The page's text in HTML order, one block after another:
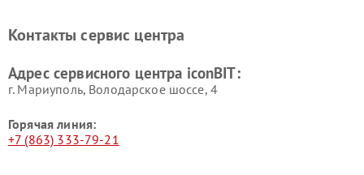
Контакты сервис центра
Адрес сервисного центра iconBIT:
г. Мариуполь, Володарское шоссе, 4
Горячая линия:
+7 (863) 333-79-21